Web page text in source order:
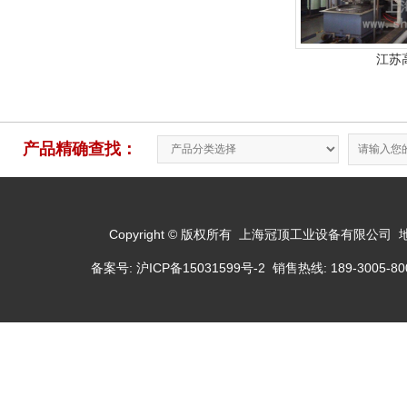
江苏
产品精确查找：
Copyright © 版权所有 上海冠顶工业设备有限公司
备案号: 沪ICP备15031599号-2 销售热线: 189-3005-